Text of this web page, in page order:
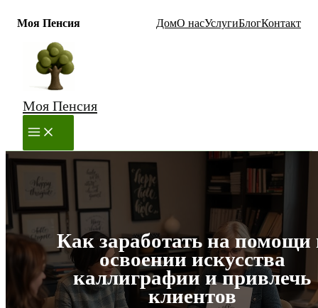
Моя Пенсия ДомО насУслугиБлогКонтакт
Перейти
содержимому
Моя Пенсия
MAIN
MENU
Как заработать на помощи
освоении искусства
каллиграфии и привлечь
клиентов